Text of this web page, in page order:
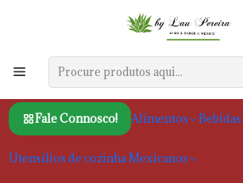
Fale Connosco! Alimentos
Utensílios de cozinha Mexicanos
Alimentos Temperos
Tempero para Fajitas Sazón